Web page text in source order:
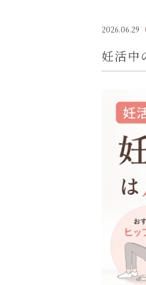
2026.06.29
妊活中